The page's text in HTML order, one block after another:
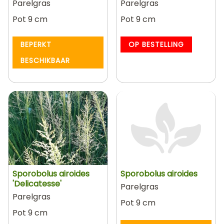
Parelgras
Pot 9 cm
BEPERKT
BESCHIKBAAR
Parelgras
Pot 9 cm
OP BESTELLING
Sporobolus airoides
'Delicatesse'
Parelgras
Pot 9 cm
Sporobolus airoides
Parelgras
Pot 9 cm